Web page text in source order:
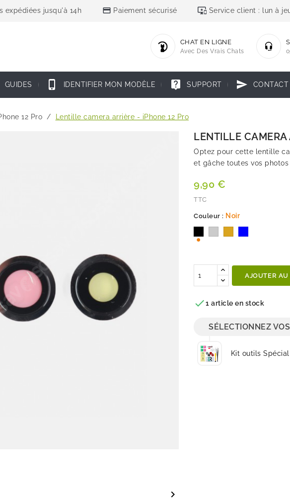
expédiées jusqu'à 14h credit_card Paiement sécurisé important_devices Service client : lun à
CHAT EN LIGNE
Avec Des Vrais Chats
GUIDES phone_iphone IDENTIFIER MON MODÈLE live_help SUPPORT send CONTACT
12 Pro Lentille camera arrière - iPhone 12 Pro

LENTILLE CAMERA
Optez pour cette lentille
et gâche toutes vos photos
9,90 €
TTC
Couleur : Noir
AJOUTER AU
1 article en stock
SÉLECTIONNEZ
Kit outils Spécial